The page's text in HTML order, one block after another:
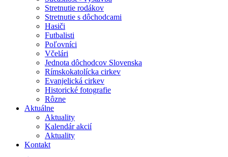
Stretnutie rodákov
Stretnutie s dôchodcami
Hasiči
Futbalisti
Poľovníci
Včelári
Jednota dôchodcov Slovenska
Rímskokatolícka cirkev
Evanjelická cirkev
Historické fotografie
Rôzne
Aktuálne
Aktuality
Kalendár akcií
Aktuality
Kontakt